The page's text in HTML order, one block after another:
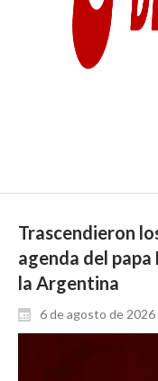
Trascendieron
agenda del
la Argentina
6 de agosto de 2026